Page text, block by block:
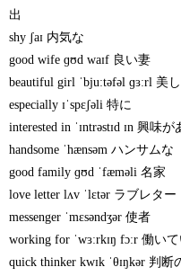
出
shy ʃaɪ 内気な
good wife ɡʊd waɪf 良い妻
beautiful girl ˈbjuːtəfəl ɡɜːrl 美
especially ɪˈspɛʃəli 特に
interested in ˈɪntrəstɪd ɪn 興味が
handsome ˈhænsəm ハンサムな
good family ɡʊd ˈfæməli 名家
love letter lʌv ˈlɛtər ラブレター
messenger ˈmɛsəndʒər 使者
working for ˈwɜːrkɪŋ fɔːr 働い
quick thinker kwɪk ˈθɪŋkər 判断